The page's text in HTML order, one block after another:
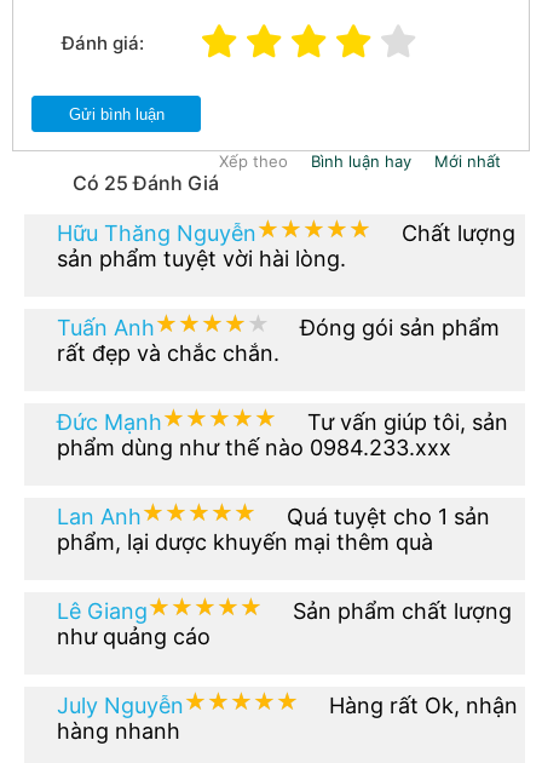
Đánh giá:
Gửi bình luận
Có 25 Đánh Giá
Xếp theo Bình luận hay Mới nhất
Hữu Thăng Nguyễn★★★★★
★★★★★
Chất lượng
sản phẩm tuyệt vời hài lòng.
Tuấn Anh★★★★★
★★★★★
Đóng gói sản phẩm
rất đẹp và chắc chắn.
Đức Mạnh★★★★★
★★★★★
Tư vấn giúp tôi, sản
phẩm dùng như thế nào 0984.233.xxx
Lan Anh★★★★★
★★★★★
Quá tuyệt cho 1 sản
phẩm, lại dược khuyến mại thêm quà
Lê Giang★★★★★
★★★★★
Sản phẩm chất lượng
như quảng cáo
July Nguyễn★★★★★
★★★★★
Hàng rất Ok, nhận
hàng nhanh